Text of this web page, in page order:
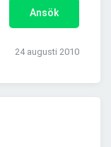
Ansök
24 augusti 2010